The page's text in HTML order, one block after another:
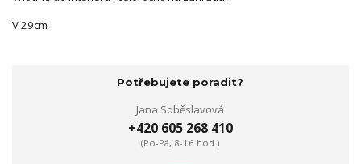
V 29cm
Potřebujete poradit?
Jana Soběslavová
+420 605 268 410
(Po-Pá, 8-16 hod.)